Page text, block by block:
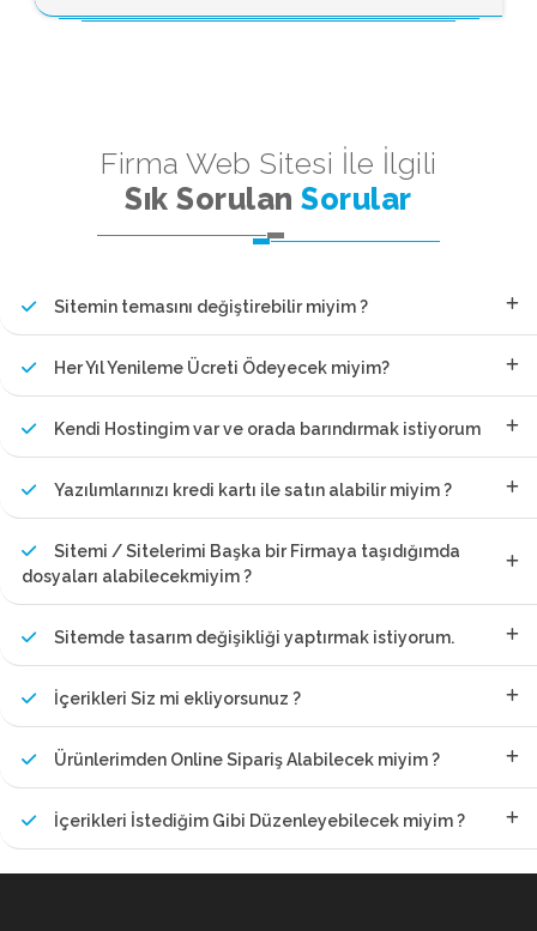
Firma Web Sitesi İle İlgili
Sık SorulanSorular
Sitemin temasını değiştirebilir miyim ?
Her Yıl Yenileme Ücreti Ödeyecek miyim?
Kendi Hostingim var ve orada barındırmak istiyorum
Yazılımlarınızı kredi kartı ile satın alabilir miyim ?
Sitemi / Sitelerimi Başka bir Firmaya taşıdığımda
dosyaları alabilecekmiyim ?
Sitemde tasarım değişikliği yaptırmak istiyorum.
İçerikleri Siz mi ekliyorsunuz ?
Ürünlerimden Online Sipariş Alabilecek miyim ?
İçerikleri İstediğim Gibi Düzenleyebilecek miyim ?